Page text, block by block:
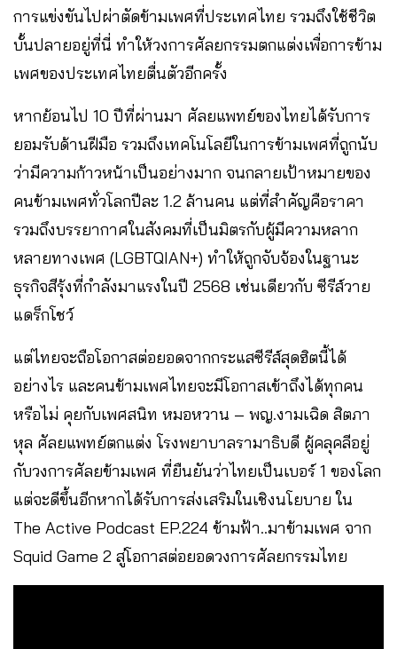
การแข่งขันไปผ่าตัดข้ามเพศที่ประเทศไทย รวมถึงใช้ชีวิต
บั้นปลายอยู่ที่นี่ ทำให้วงการศัลยกรรมตกแต่งเพื่อการข้าม
เพศของประเทศไทยตื่นตัวอีกครั้ง
หากย้อนไป 10 ปีที่ผ่านมา ศัลยแพทย์ของไทยได้รับการ
ยอมรับด้านฝีมือ รวมถึงเทคโนโลยีในการข้ามเพศที่ถูกนับ
ว่ามีความก้าวหน้าเป็นอย่างมาก จนกลายเป้าหมายของ
คนข้ามเพศทั่วโลกปีละ 1.2 ล้านคน แต่ที่สำคัญคือราคา
รวมถึงบรรยากาศในสังคมที่เป็นมิตรกับผู้มีความหลาก
หลายทางเพศ (LGBTQIAN+) ทำให้ถูกจับจ้องในฐานะ
ธุรกิจสีรุ้งที่กำลังมาแรงในปี 2568 เช่นเดียวกับ ซีรีส์วาย
แดร็กโชว์
แต่ไทยจะถือโอกาสต่อยอดจากกระแสซีรีส์สุดฮิตนี้ได้
อย่างไร และคนข้ามเพศไทยจะมีโอกาสเข้าถึงได้ทุกคน
หรือไม่ คุยกับเพศสนิท หมอหวาน – พญ.งามเฉิด สิตภา
หุล ศัลยแพทย์ตกแต่ง โรงพยาบาลรามาธิบดี ผู้คลุคลีอยู่
กับวงการศัลยข้ามเพศ ที่ยืนยันว่าไทยเป็นเบอร์ 1 ของโลก
แต่จะดีขึ้นอีกหากได้รับการส่งเสริมในเชิงนโยบาย ใน
The Active Podcast EP.224 ข้ามฟ้า..มาข้ามเพศ จาก
Squid Game 2 สู่โอกาสต่อยอดวงการศัลยกรรมไทย